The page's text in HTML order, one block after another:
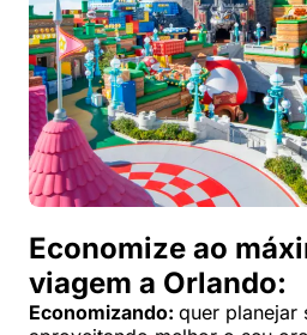
Economize ao
viagem a Orlando:
Economizando: quer planejar